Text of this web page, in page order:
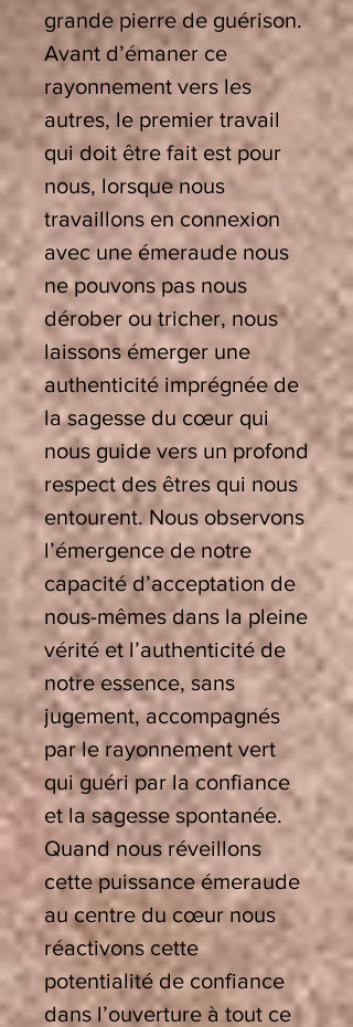
grande pierre de guérison.
Avant d’émaner ce
rayonnement vers les
autres, le premier travail
qui doit être fait est pour
nous, lorsque nous
travaillons en connexion
avec une émeraude nous
ne pouvons pas nous
dérober ou tricher, nous
laissons émerger une
authenticité imprégnée de
la sagesse du cœur qui
nous guide vers un profond
respect des êtres qui nous
entourent. Nous observons
l’émergence de notre
capacité d’acceptation de
nous-mêmes dans la pleine
vérité et l’authenticité de
notre essence, sans
jugement, accompagnés
par le rayonnement vert
qui guéri par la confiance
et la sagesse spontanée.
Quand nous réveillons
cette puissance émeraude
au centre du cœur nous
réactivons cette
potentialité de confiance
dans l’ouverture à tout ce